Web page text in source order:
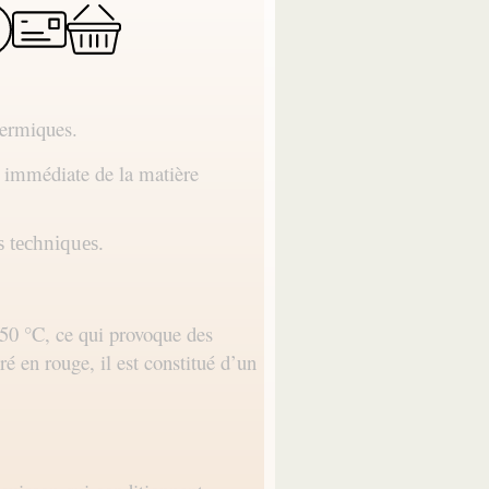
de la matière
techniques.
°C, ce qui provoque des
en rouge, il est constitué d’un